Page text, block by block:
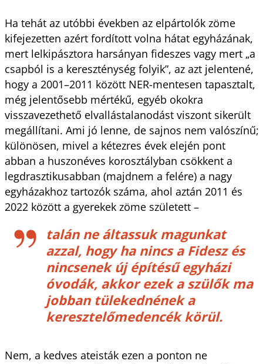
Ha tehát az utóbbi években az elpártolók zöme
kifejezetten azért fordított volna hátat egyházának,
mert lelkipásztora harsányan fideszes vagy mert „a
csapból is a kereszténység folyik”, az azt jelentené,
hogy a 2001–2011 között NER-mentesen tapasztalt,
még jelentősebb mértékű, egyéb okokra
visszavezethető elvallástalanodást viszont sikerült
megállítani. Ami jó lenne, de sajnos nem valószínű;
különösen, mivel a kétezres évek elején pont
abban a huszonéves korosztályban csökkent a
legdrasztikusabban (majdnem a felére) a nagy
egyházakhoz tartozók száma, ahol aztán 2011 és
2022 között a gyerekek zöme született –
talán ne áltassuk magunkat
azzal, hogy ha nincs a Fidesz és
nincsenek új építésű egyházi
óvodák, akkor ezek a szülők ma
jobban tülekednének a
keresztelőmedencék körül.
Nem, a kedves ateisták ezen a ponton ne